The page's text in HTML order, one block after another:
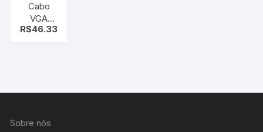
Cabo
VGA
femea
R$46.33
Sobre nós